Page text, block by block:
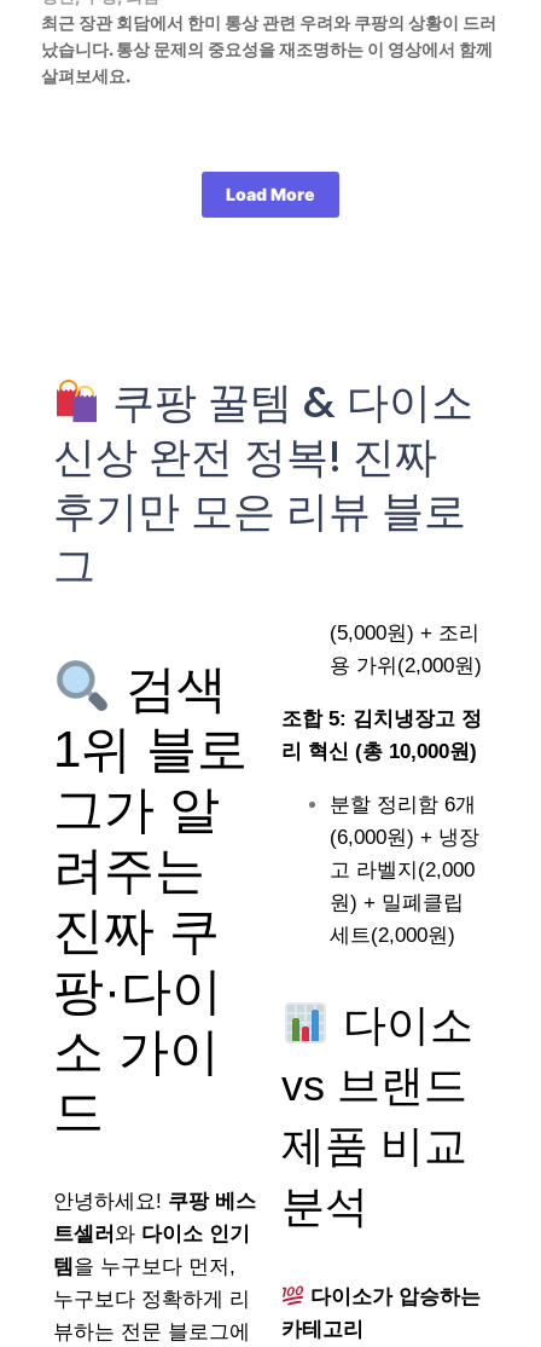
최근 장관 회담에서 한미 통상 관련 우려와 쿠팡의 상황이 드러
났습니다. 통상 문제의 중요성을 재조명하는 이 영상에서 함께
살펴보세요.
Load More
쿠팡 꿀템 & 다이소
신상 완전 정복! 진짜
후기만 모은 리뷰 블로
그
검색
1위 블로
그가 알
려주는
진짜 쿠
팡·다이
소 가이
드
안녕하세요! 쿠팡 베스
트셀러 와 다이소 인기
템 을 누구보다 먼저,
누구보다 정확하게 리
뷰하는 전문 블로그에
(5,000원) + 조리
용 가위(2,000원)
조합 5: 김치냉장고 정
리 혁신 (총 10,000원)
분할 정리함 6개
(6,000원) + 냉장
고 라벨지(2,000
원) + 밀폐클립
세트(2,000원)
다이소
vs 브랜드
제품 비교
분석
다이소가 압승하는
카테고리